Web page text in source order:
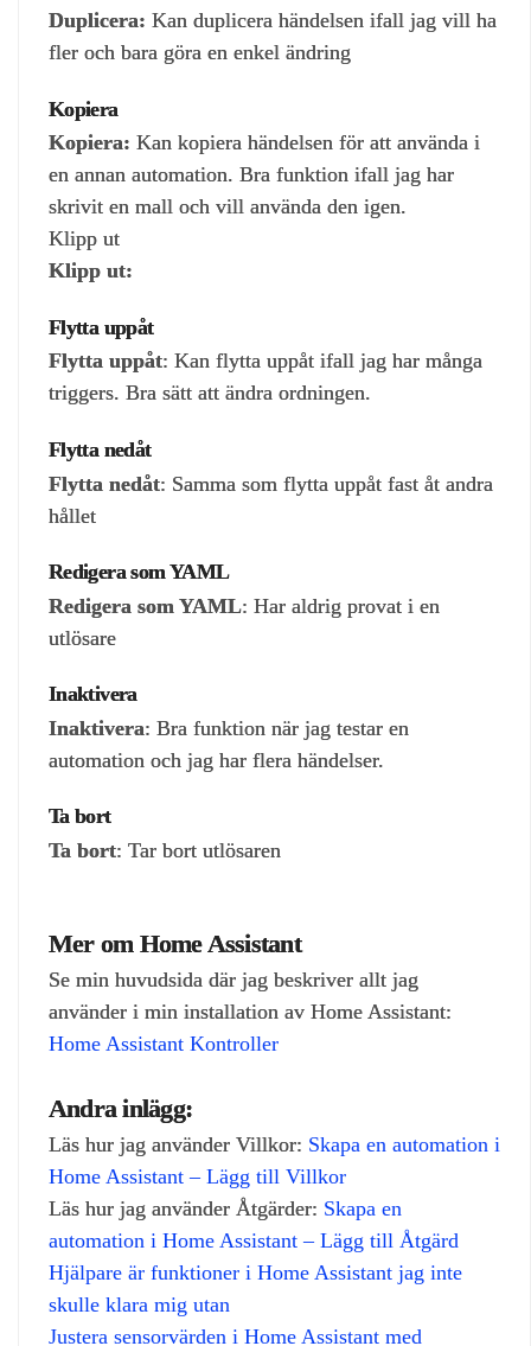
Duplicera: Kan duplicera händelsen ifall jag vill ha
fler och bara göra en enkel ändring
Kopiera
Kopiera: Kan kopiera händelsen för att använda i
en annan automation. Bra funktion ifall jag har
skrivit en mall och vill använda den igen.
Klipp ut
Klipp ut:
Flytta uppåt
Flytta uppåt: Kan flytta uppåt ifall jag har många
triggers. Bra sätt att ändra ordningen.
Flytta nedåt
Flytta nedåt: Samma som flytta uppåt fast åt andra
hållet
Redigera som YAML
Redigera som YAML: Har aldrig provat i en
utlösare
Inaktivera
Inaktivera: Bra funktion när jag testar en
automation och jag har flera händelser.
Ta bort
Ta bort: Tar bort utlösaren
Mer om Home Assistant
Se min huvudsida där jag beskriver allt jag
använder i min installation av Home Assistant:
Home Assistant Kontroller
Andra inlägg:
Läs hur jag använder Villkor: Skapa en automation i
Home Assistant – Lägg till Villkor
Läs hur jag använder Åtgärder: Skapa en
automation i Home Assistant – Lägg till Åtgärd
Hjälpare är funktioner i Home Assistant jag inte
skulle klara mig utan
Justera sensorvärden i Home Assistant med